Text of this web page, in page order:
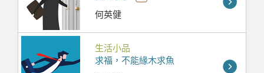
何英健
生活小品
求福，不能緣木求魚